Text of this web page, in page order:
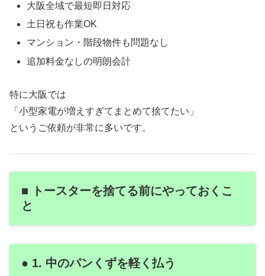
大阪全域で最短即日対応
土日祝も作業OK
マンション・階段物件も問題なし
追加料金なしの明朗会計
特に大阪では
「小型家電が増えすぎてまとめて捨てたい」
というご依頼が非常に多いです。
■ トースターを捨てる前にやっておくこ
と
● 1. 中のパンくずを軽く払う